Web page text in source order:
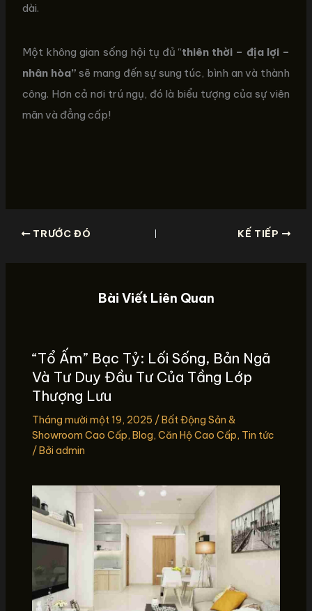
dài.
Một không gian sống hội tụ đủ “thiên thời – địa lợi –
nhân hòa” sẽ mang đến sự sung túc, bình an và thành
công. Hơn cả nơi trú ngụ, đó là biểu tượng của sự viên
mãn và đẳng cấp!
TRƯỚC ĐÓ KẾ TIẾP
Bài Viết Liên Quan
“Tổ Ấm” Bạc Tỷ: Lối Sống, Bản Ngã
Và Tư Duy Đầu Tư Của Tầng Lớp
Thượng Lưu
Tháng mười một 19, 2025 /Bất Động Sản &
Showroom Cao Cấp, Blog, Căn Hộ Cao Cấp, Tin tức
/ Bởi admin